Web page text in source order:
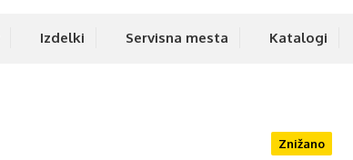
Izdelki Servisna mesta Katalogi
Znižano